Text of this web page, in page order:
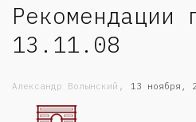
Рекомендации
13.11.08
Александр Волынский , 13 ноября,